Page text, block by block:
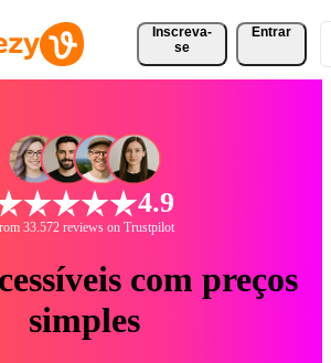
Inscreva-
se
Entrar
4.9
33.572 reviews on Trustpilot
com preços
simples